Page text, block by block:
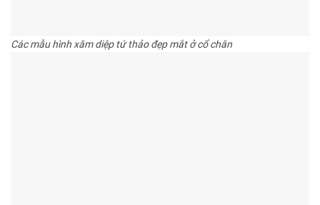
Các mẫu hình xăm diệp tứ thảo đẹp mắt ở cổ chân